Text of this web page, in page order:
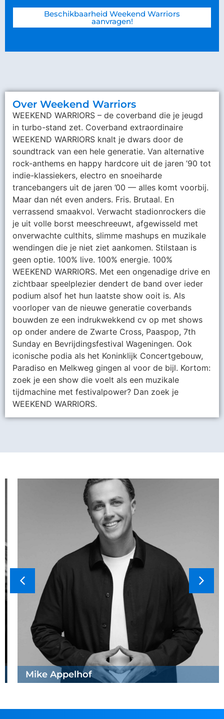
Beschikbaarheid Weekend Warriors
aanvragen!
Over Weekend Warriors
WEEKEND WARRIORS – de coverband die je jeugd
in turbo-stand zet. Coverband extraordinaire
WEEKEND WARRIORS knalt je dwars door de
soundtrack van een hele generatie. Van alternative
rock-anthems en happy hardcore uit de jaren ’90 tot
indie-klassiekers, electro en snoeiharde
trancebangers uit de jaren ’00 — alles komt voorbij.
Maar dan nét even anders. Fris. Brutaal. En
verrassend smaakvol. Verwacht stadionrockers die
je uit volle borst meeschreeuwt, afgewisseld met
onverwachte culthits, slimme mashups en muzikale
wendingen die je niet ziet aankomen. Stilstaan is
geen optie. 100% live. 100% energie. 100%
WEEKEND WARRIORS. Met een ongenadige drive en
zichtbaar speelplezier dendert de band over ieder
podium alsof het hun laatste show ooit is. Als
voorloper van de nieuwe generatie coverbands
bouwden ze een indrukwekkend cv op met shows
op onder andere de Zwarte Cross, Paaspop, 7th
Sunday en Bevrijdingsfestival Wageningen. Ook
iconische podia als het Koninklijk Concertgebouw,
Paradiso en Melkweg gingen al voor de bijl. Kortom:
zoek je een show die voelt als een muzikale
tijdmachine met festivalpower? Dan zoek je
WEEKEND WARRIORS.
Mike Appelhof